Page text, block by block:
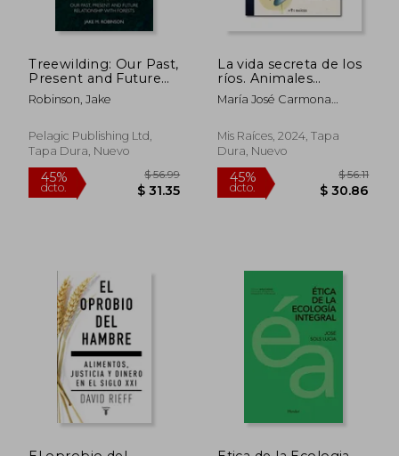
45% 45%
Treewilding: Our Past,
Present and Future
Relationship with
Forests (en Inglés)
Robinson, Jake
Pelagic Publishing Ltd,
Tapa Dura, Nuevo
La vida secreta de los
ríos. Animales
chilenos de agua
dulce
María José Carmona
Mis Raíces, 2024, Tapa
Dura, Nuevo